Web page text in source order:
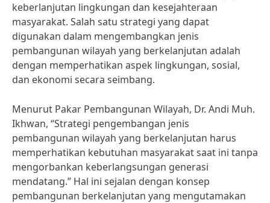
keberlanjutan lingkungan dan kesejahteraan
masyarakat. Salah satu strategi yang dapat
digunakan dalam mengembangkan jenis
pembangunan wilayah yang berkelanjutan adalah
dengan memperhatikan aspek lingkungan, sosial,
dan ekonomi secara seimbang.
Menurut Pakar Pembangunan Wilayah, Dr. Andi Muh.
Ikhwan, “Strategi pengembangan jenis
pembangunan wilayah yang berkelanjutan harus
memperhatikan kebutuhan masyarakat saat ini tanpa
mengorbankan keberlangsungan generasi
mendatang.” Hal ini sejalan dengan konsep
pembangunan berkelanjutan yang mengutamakan